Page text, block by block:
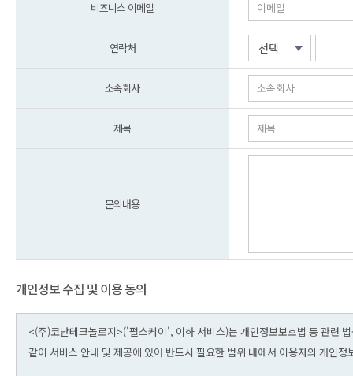
비즈니스 이메일
연락처 선택
소속회사
제목
문의내용
개인정보 수집 및 이용 동의